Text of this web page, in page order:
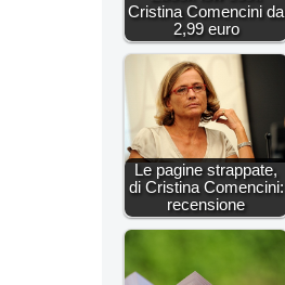
Cristina Comencini da
2,99 euro
Le pagine strappate,
di Cristina Comencini:
recensione